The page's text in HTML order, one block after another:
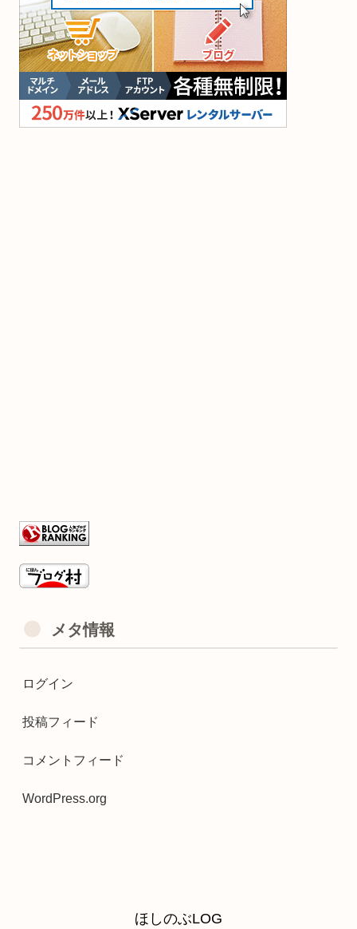
メタ情報
ログイン
投稿フィード
コメントフィード
WordPress.org
ほしのぶLOG